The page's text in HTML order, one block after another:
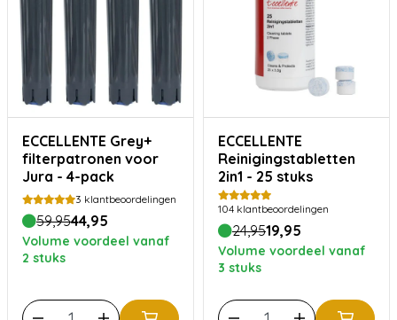
ECCELLENTE Grey+
filterpatronen voor
Jura - 4-pack
3 klantbeoordelingen
59,9544,95
Volume voordeel vanaf
2 stuks
ECCELLENTE
Reinigingstabletten
2in1 - 25 stuks
104 klantbeoordelingen
24,9519,95
Volume voordeel vanaf
3 stuks